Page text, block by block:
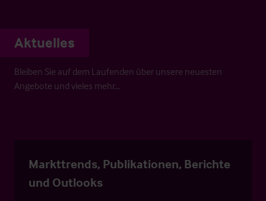
Aktuelles
Bleiben Sie auf dem Laufenden über unsere neuesten
Angebote und vieles mehr…
Markttrends, Publikationen, Berichte
und Outlooks